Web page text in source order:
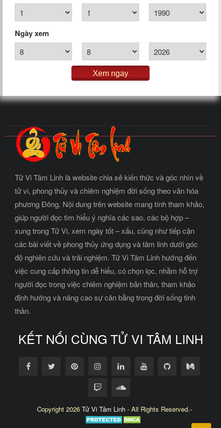
Ngày xem
Xem ngay
Tử Vi Tâm Linh là website chia sẻ kiến thức và góc nhìn về
tử vi, phong thủy và chiêm nghiệm đời sống theo văn hóa
phương Đông. Nội dung trên website mang tính tham khảo,
giúp người đọc tìm hiểu ý nghĩa các sao, các bộ hợp –
xung trong Tử Vi, xem ngày tốt – xấu, cũng như tiếp cận
các bài viết về phong thủy ứng dụng và tâm linh dưới góc
độ nghiên cứu và trải nghiệm. Tử Vi Tâm Linh hướng đến
việc cung cấp thông tin dễ hiểu, có chọn lọc, nhằm hỗ trợ
người đọc trong việc chiêm nghiệm bản thân, tham khảo
định hướng và nâng cao sự cân bằng trong đời sống tinh
thần.
KẾT NỐI CÙNG TỬ VI TÂM LINH
Copyright 2026 Tử Vi Tâm Linh- All Rights Reserved.-